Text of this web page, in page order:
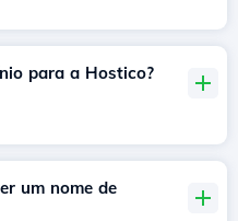
para a Hostico?
um nome de